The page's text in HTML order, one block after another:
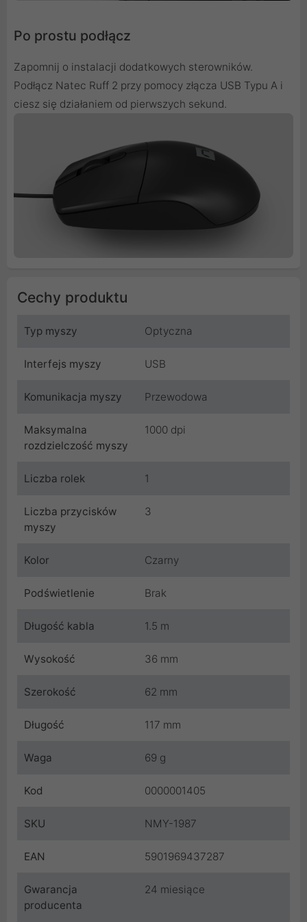
Po prostu podłącz
Zapomnij o instalacji dodatkowych sterowników.
Podłącz Natec Ruff 2 przy pomocy złącza USB Typu A i
ciesz się działaniem od pierwszych sekund.
Cechy produktu
Typ myszy Optyczna
Interfejs myszy USB
Komunikacja myszy Przewodowa
Maksymalna
rozdzielczość myszy
1000 dpi
Liczba rolek 1
Liczba przycisków
myszy
3
Kolor Czarny
Podświetlenie Brak
Długość kabla 1.5 m
Wysokość 36 mm
Szerokość 62 mm
Długość 117 mm
Waga 69 g
Kod 0000001405
SKU NMY-1987
EAN 5901969437287
Gwarancja
producenta
24 miesiące